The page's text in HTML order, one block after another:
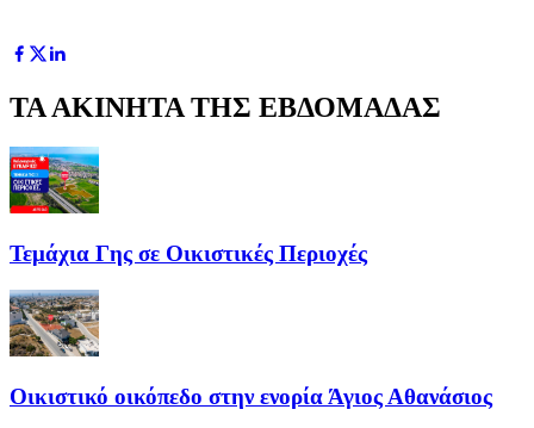
ΤΑ ΑΚΙΝΗΤΑ ΤΗΣ ΕΒΔΟΜΑΔΑΣ
Τεμάχια Γης σε Οικιστικές Περιοχές
Οικιστικό οικόπεδο στην ενορία Άγιος Αθανάσιος